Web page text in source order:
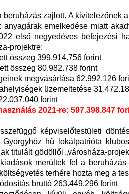
beruházás zajlott. A kivitelezőnek
anyagárak emelkedése miatt
első negyedéves befejezési
projektre:
összeg 399.914.756 forint
összeg 80.982.738 forint
megvásárlása 62.992.126
üzemeltetése
forint
2021-re: 597.398.847
képviselőtestületi
hű lokálpatrióta
titulált gödöllői „városháza-
merültek fel a
terhére hozta meg a
bruttó 263.449.296 forint